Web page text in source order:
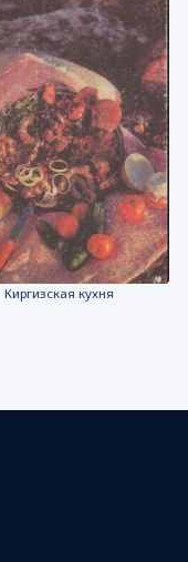
Киргизская кухня